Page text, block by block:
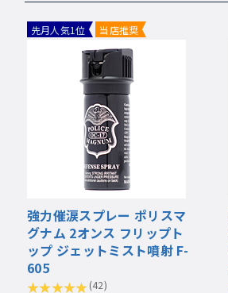
先月人気1位 当店推奨
強力催涙スプレー ポリスマ
グナム 2オンス フリップト
ップ ジェットミスト噴射 F-
605
(42)